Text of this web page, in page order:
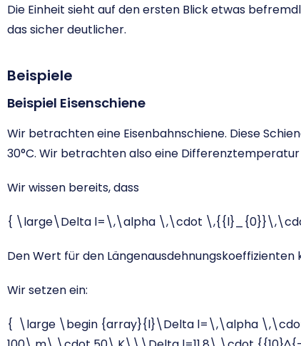
Die Einheit sieht auf den ersten Blick etwas
das sicher deutlicher.
Beispiele
Beispiel Eisenschiene
Wir betrachten eine Eisenbahnschiene. Diese
30°C. Wir betrachten also eine Differenztemperatur
Wir wissen bereits, dass
{ \large\Delta l=\,\alpha \,\cdot
Den Wert für den
Wir setzen ein:
{ \large \begin {array}{l}\Delta l=\,\alpha